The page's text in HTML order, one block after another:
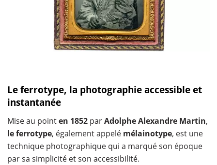
Le ferrotype, la photographie accessible et
instantanée
Mise au pointen 1852 parAdolphe Alexandre Martin,
le ferrotype, également appelé mélainotype, est une
technique photographique qui a marqué son époque
par sa simplicité et son accessibilité.